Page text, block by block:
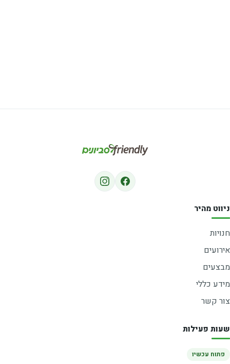
ניווט מהיר
חנויות
אירועים
מבצעים
מידע כללי
צור קשר
שעות פעילות
פתוח עכשיו